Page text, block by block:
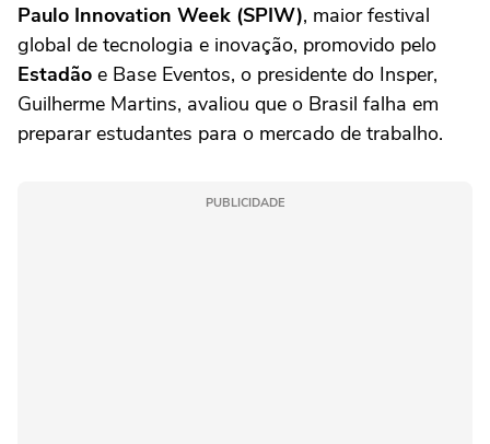
Paulo Innovation Week (SPIW), maior festival
global de tecnologia e inovação, promovido pelo
Estadão e Base Eventos, o presidente do Insper,
Guilherme Martins, avaliou que o Brasil falha em
preparar estudantes para o mercado de trabalho.
PUBLICIDADE